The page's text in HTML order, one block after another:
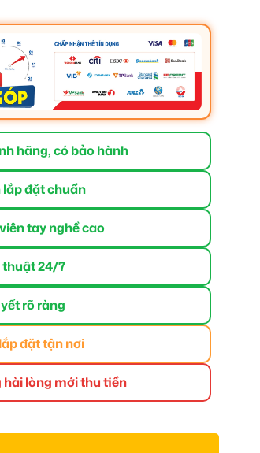
hãng, có bảo hành
đặt chuẩn
tay nghề cao
thuật 24/7
rõ ràng
đặt tận nơi
lòng mới thu tiền